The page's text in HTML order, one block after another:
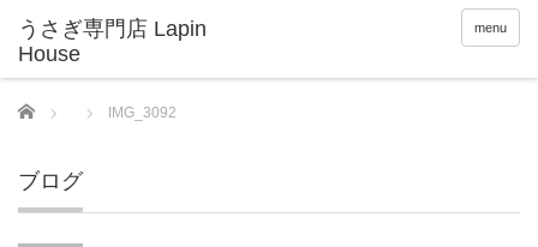
menu
Home IMG_3092
ブログ